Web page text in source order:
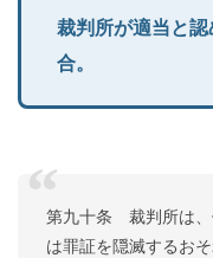
裁判所が適当と
合。
第九十条 裁判所は、
は罪証を隠滅するお